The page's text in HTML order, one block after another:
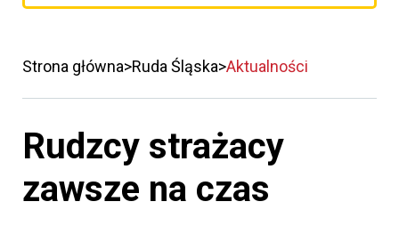
Strona główna Ruda Śląska Aktualności
Rudzcy strażacy
zawsze na czas